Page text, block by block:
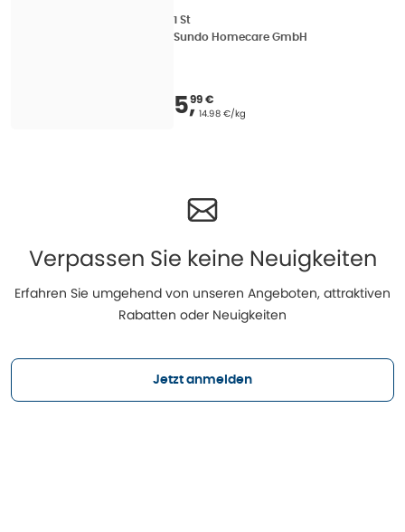
1 St
Sundo Homecare GmbH
Verkaufspreis
5,
99 €
Grundpreis
14.98 €/kg
Verpassen Sie keine Neuigkeiten
Erfahren Sie umgehend von unseren Angeboten, attraktiven
Rabatten oder Neuigkeiten
Jetzt anmelden